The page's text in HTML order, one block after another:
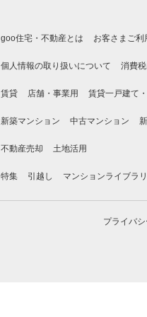
goo住宅・不動産とは お客さまご
個人情報の取り扱いについて 消費
賃貸 店舗・事業用 賃貸一戸建て
新築マンション 中古マンション
不動産売却 土地活用
特集 引越し マンションライブラ
プライバ